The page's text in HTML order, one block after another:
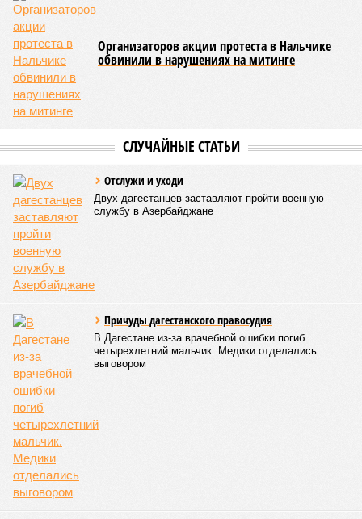
Организаторов акции протеста в Нальчике
обвинили в нарушениях на митинге
СЛУЧАЙНЫЕ СТАТЬИ
Отслужи и уходи
Двух дагестанцев заставляют пройти военную
службу в Азербайджане
Причуды дагестанского правосудия
В Дагестане из-за врачебной ошибки погиб
четырехлетний мальчик. Медики отделались
выговором